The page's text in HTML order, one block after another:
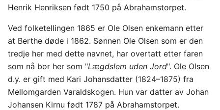
Henrik Henriksen født 1750 på Abrahamstorpet.
Ved folketellingen 1865 er Ole Olsen enkemann etter
at Berthe døde i 1862. Sønnen Ole Olsen som er den
tredje her med dette navnet, har overtatt etter faren
som nå bor her som "Lægdslem uden Jord". Ole Olsen
d.y. er gift med Kari Johansdatter (1824–1875) fra
Mellomgarden Varaldskogen. Hun var datter av Johan
Johansen Kirnu født 1787 på Abrahamstorpet.